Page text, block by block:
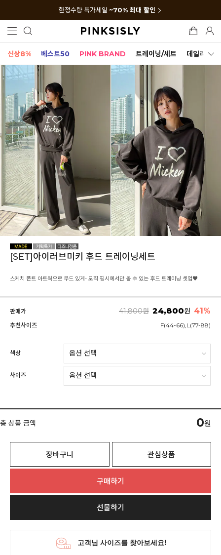
한정수량 특가세일 ~70% 최대 할인
신상8% 베스트50 PINK BRAND 트레이닝/세트 데일리세트
[SET]아이러브미키 후드 트레이닝세트
스케치 폰트 아트웍으로 무드 있게- 오직 핑시에서만 볼 수 있는 후드 트레이닝 셋업♥
판매가 41,800원 24,800원 41%
추천사이즈 F(44-66),L(77-88)
색상
사이즈
총 상품 금액 0원
장바구니 관심상품
구매하기
선물하기